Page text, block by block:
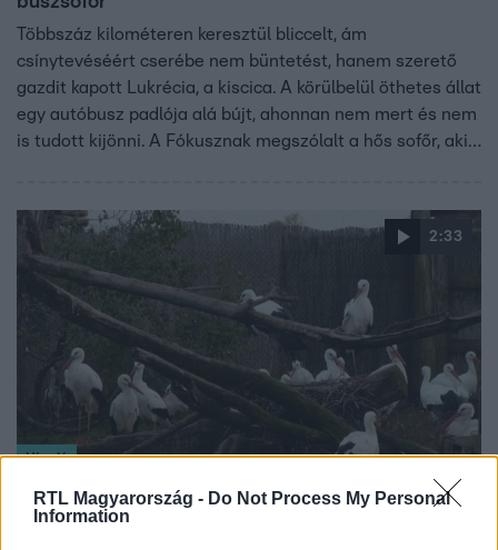
RTL Magyarország - Do Not Process My Personal
Information
Többszáz kilométeren keresztül bliccelt, ám
csínytevéséért cserébe nem büntetést, hanem szerető
gazdit kapott Lukrécia, a kiscica. A körülbelül öthetes állat
egy autóbusz padlója alá bújt, ahonnan nem mert és nem
is tudott kijönni. A Fókusznak megszólalt a hős sofőr, aki
2:33
Híradó
Gyorsan terjed, már öt magyar megyében jelen